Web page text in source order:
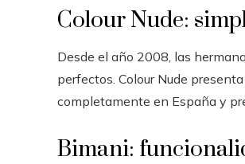
Colour Nude:
Desde el año 2008, las
perfectos. Colour Nude
completamente en España y
Bimani: